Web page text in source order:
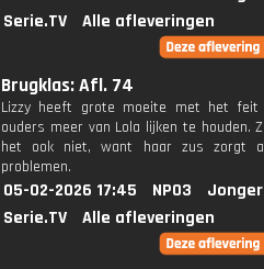
Serie.TV
Alle afleveringen
Brugklas: Afl. 74
Lizzy heeft grote moeite met het
ouders meer van Lola lijken te houden.
het ook niet, want haar zus zorgt
problemen.
05-02-2026 17:45 NPO3
Serie.TV
Alle afleveringen